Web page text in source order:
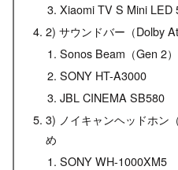
Xiaomi TV S Mini LED
2) サウンドバー（Dolby
Sonos Beam（Gen 2）
SONY HT-A3000
JBL CINEMA SB580
3) ノイキャンヘッドホン
め
SONY WH-1000XM5